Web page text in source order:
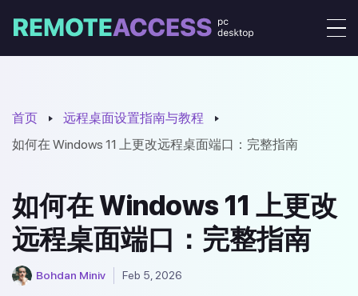
首页
远程桌面设置指南与教程
如何在 Windows 11 上更改远程桌面端口：完整指南
如何在 Windows 11 上更改
远程桌面端口：完整指南
Bohdan Miniv Feb 5, 2026